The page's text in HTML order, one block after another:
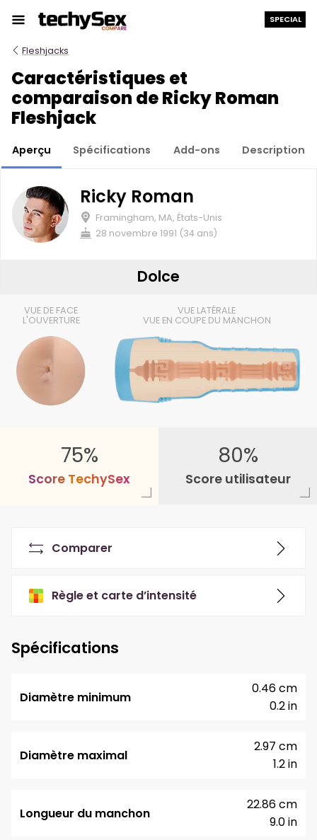
au
contenu
SPECIAL
Fleshjacks
Caractéristiques et
comparaison de Ricky Roman
Fleshjack
Aperçu Spécifications Add-ons Description
VUE DE FACE
L'OUVERTURE
VUE LATÉRALE
VUE EN COUPE DU MANCHON
75%
Score TechySex
80%
Score utilisateur
Comparer
Règle et carte d’intensité
Spécifications
Diamètre minimum
0.2 in
0.46 cm
Diamètre maximal
1.2 in
2.97 cm
Longueur du manchon
9.0 in
22.86 cm
Ricky Roman
Framingham, MA, États-Unis
28 novembre 1991 (34 ans)
Dolce